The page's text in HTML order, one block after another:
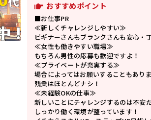
おすすめポイント
■お仕事PR
≪新しくチャレンジしやすい≫
ビギナーさんもブランクさんも安心・
≪女性も働きやすい職場≫
もちろん男性の応募も歓迎ですよ！
≪プライベートが充実する≫
場合によってはお願いすることもありま
残業はほとんどナシ！
≪未経験OKの仕事≫
新しいことにチャレンジするのは不安だ
しっかり働く環境が整っています！